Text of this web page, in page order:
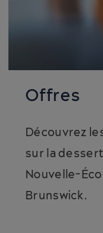
Offres
Découvrez
sur la
Nouvelle-
Brunswick.